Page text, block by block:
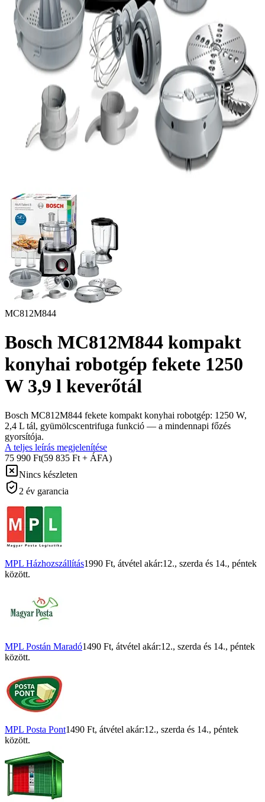
MC812M844
Bosch MC812M844 kompakt
konyhai robotgép fekete 1250
W 3,9 l keverőtál
Bosch MC812M844 fekete kompakt konyhai robotgép: 1250 W,
2,4 L tál, gyümölcscentrifuga funkció — a mindennapi főzés
gyorsítója.
A teljes leírás megjelenítése
75 990 Ft(59 835 Ft + ÁFA)
Nincs készleten
2 év garancia
MPL Házhozszállítás1990 Ft, átvétel akár:12., szerda és 14., péntek
között.
MPL Postán Maradó1490 Ft, átvétel akár:12., szerda és 14., péntek
között.
MPL Posta Pont1490 Ft, átvétel akár:12., szerda és 14., péntek
között.